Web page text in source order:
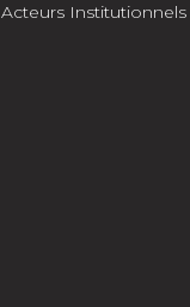
Acteurs Institutionnels